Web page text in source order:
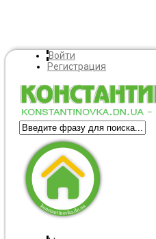
Войти
Регистрация